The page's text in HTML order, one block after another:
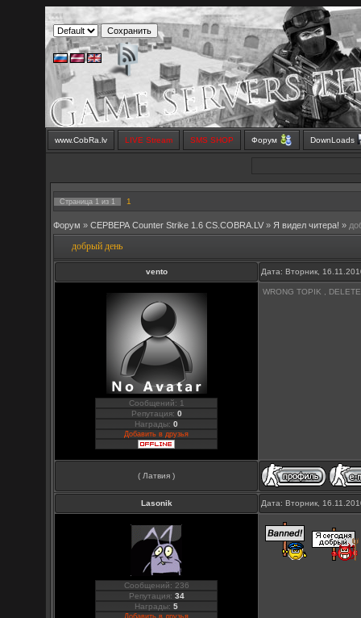
www.CobRa.lv LIVE Stream SMS SHOP Форум DownLoads
Страница 1 из 1 1
Форум » СЕРВЕРА Counter Strike 1.6 CS.COBRA.LV » Я видел читера! »
добрый день
vento Дата: Вторник,
Сообщений: 1
Репутация: 0
Награды:0
Добавить в друзья
WRONG TOPIK ,
( Латвия )
Lasonik Дата: Вторник,
Сообщений: 236
Репутация: 34
Награды:5